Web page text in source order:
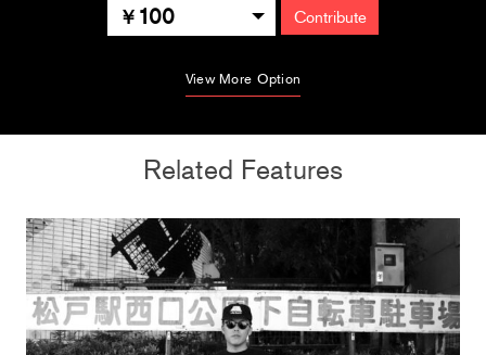
100 Contribute
View More Option
Related Features